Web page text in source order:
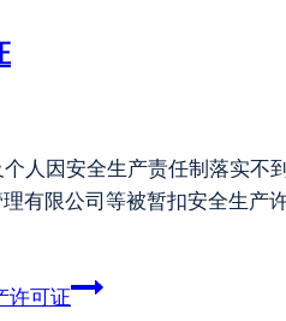
人因安全生产责任制落实
有限公司等被暂扣安全生产
许可证